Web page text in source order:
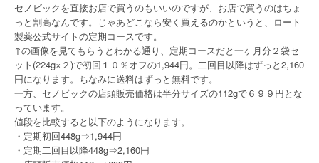
セノビックを直接お店で買うのもいいのですが、お店で買うのはちょ
っと割高なんです。じゃあどこなら安く買えるのかというと、ロート
製薬公式サイトの定期コースです。
↑の画像を見てもらうとわかる通り、定期コースだと一ヶ月分２袋セ
ット(224g×２)で初回１０％オフの1,944円。二回目以降はずっと2,160
円になります。ちなみに送料はずっと無料です。
一方、セノビックの店頭販売価格は半分サイズの112gで６９９円とな
っています。
値段を比較すると以下のようになります。
・定期初回448g⇒1,944円
・定期二回目以降448g⇒2,160円